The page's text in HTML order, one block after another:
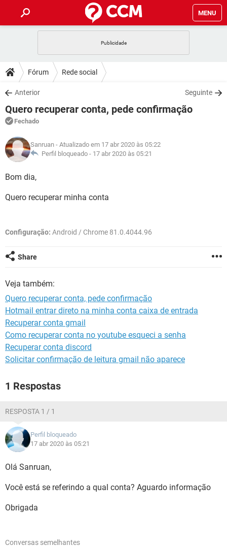
MENU
CELULAR
OUTLOOK
INSTAGRAM GMAIL
GUIA DE COMPRAS
DICAS
JOGOS
OUTLOOK
INSTAGRAM
GUIA DE COMPRAS
DOWNLOADS
JOGOS WHATSAPP
CELULAR
OUTLOOK EXCEL
INSTAGRAM
GUIA DE COMPRAS
FÓRUM
JOGOS
CELULAR FACEBOOK
GLOSSÁRIO
JOGOS
CELULAR
OUTLOOK
GUIA DE COMPRAS
Fórum Rede social
Anterior Seguinte
Quero recuperar conta, pede confirmação
Fechado
Sanruan - Atualizado em 17 abr 2020 às 05:22
Perfil bloqueado - 17 abr 2020 às 05:21
Bom dia,
Quero recuperar minha conta
Configuração: Android / Chrome 81.0.4044.96
Share
Veja também:
Quero recuperar conta, pede confirmação
Hotmail entrar direto na minha conta caixa de entrada
Recuperar conta gmail
Como recuperar conta no youtube esqueci a senha
Recuperar conta discord
Solicitar confirmação de leitura gmail não aparece
1 Respostas
RESPOSTA 1 / 1
Perfil bloqueado
17 abr 2020 às 05:21
Olá Sanruan,
Você está se referindo a qual conta? Aguardo informação
Obrigada
Conversas semelhantes